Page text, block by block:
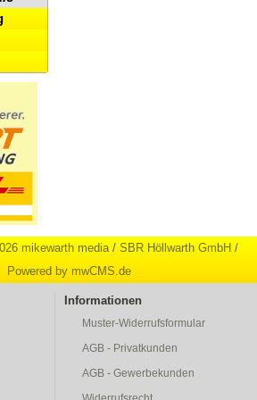
mikewarth media / SBR Höllwarth GmbH /
Powered by mwCMS.de
Informationen
Muster-Widerrufsformular
AGB - Privatkunden
AGB - Gewerbekunden